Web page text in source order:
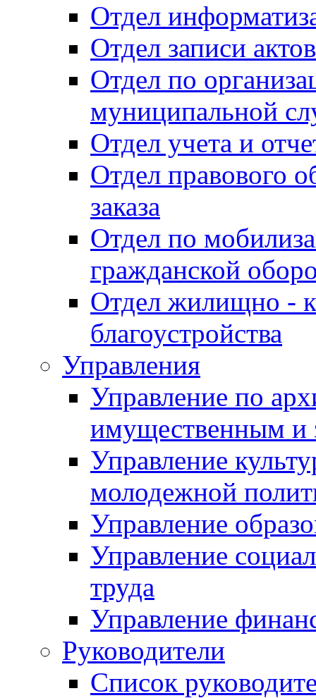
Отдел
Отдел записи
Отдел по
муниципальной
Отдел учета и
Отдел правового
заказа
Отдел по
гражданской
Отдел жилищно -
благоустройства
Управления
Управление по
имущественным и
Управление
молодежной
Управление
Управление
труда
Управление
Руководители
Список